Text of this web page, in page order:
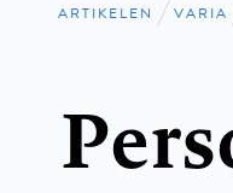
Kruimelpad
ARTIKELEN VARIA